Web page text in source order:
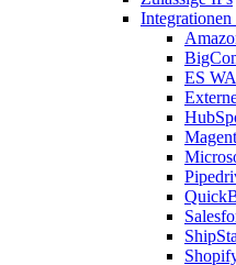
Integrationen
ES